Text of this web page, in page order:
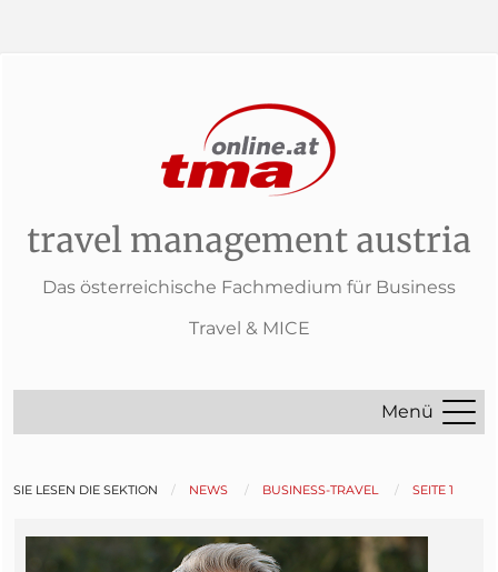
travel management austria
Das österreichische Fachmedium für Business
Travel & MICE
Menü
SIE LESEN DIE SEKTION NEWS BUSINESS-TRAVEL SEITE 1